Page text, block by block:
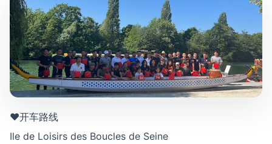
♥开车路线
Ile de Loisirs des Boucles de Seine